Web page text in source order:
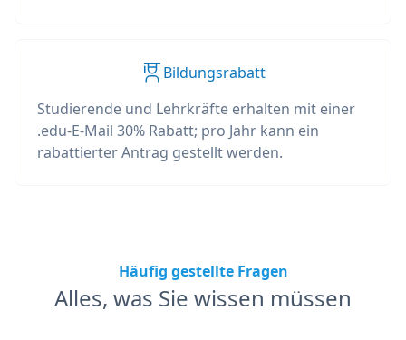
Bildungsrabatt
Studierende und Lehrkräfte erhalten mit einer
.edu-E-Mail 30% Rabatt; pro Jahr kann ein
rabattierter Antrag gestellt werden.
Häufig gestellte Fragen
Alles, was Sie wissen müssen